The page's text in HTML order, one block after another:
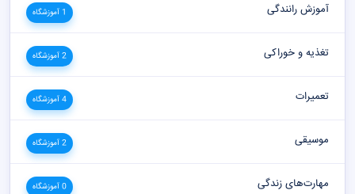
آموزش رانندگی 1 آموزشگاه
تغذیه و خوراکی 2 آموزشگاه
تعمیرات 4 آموزشگاه
موسیقی 2 آموزشگاه
مهارت‌های زندگی 0 آموزشگاه